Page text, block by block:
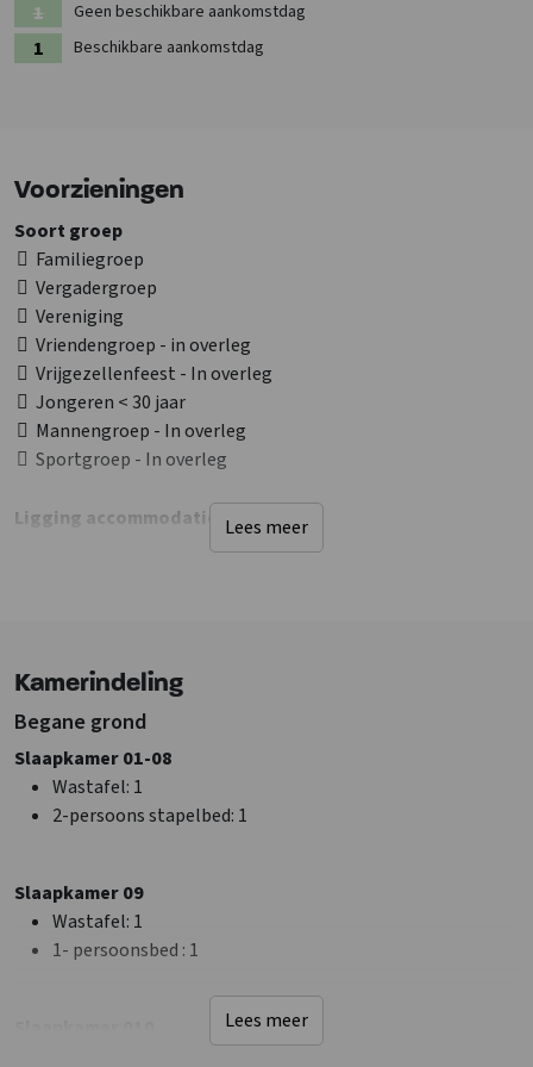
Geen beschikbare aankomstdag
Beschikbare aankomstdag
Voorzieningen
Ligging accommodatie
Terras
Tuinmeubilair
Sanitair
Douches: 2
Badkamers: 2
Faciliteiten (Binnen)
Soort groep
Familiegroep
Vergadergroep
Vereniging
Vriendengroep - in overleg
Vrijgezellenfeest - In overleg
Jongeren < 30 jaar
Mannengroep - In overleg
Sportgroep - In overleg
Lees meer
Kamerindeling
Begane grond
Slaapkamer 01-08
Wastafel: 1
2-persoons stapelbed: 1
Slaapkamer 09
Wastafel: 1
1- persoonsbed : 1
Lees meer